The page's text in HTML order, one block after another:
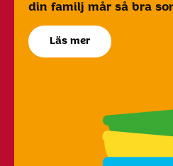
din familj mår så bra
Läs mer